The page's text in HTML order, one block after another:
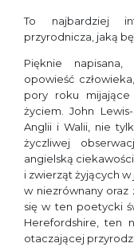
To najbardziej
przyrodnicza, jaką
Pięknie
opowieść
pory roku
życiem. John
Anglii i Walii, nie
życzliwej
angielską
i zwierząt żyjących
w niezrównany oraz
się w ten poetycki
Herefordshire, ten
otaczającej